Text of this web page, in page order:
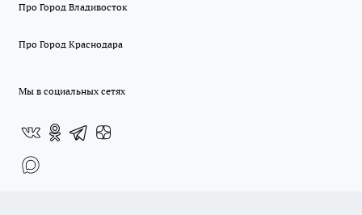
Про Город Владивосток
Про Город Краснодара
Мы в социальных сетях